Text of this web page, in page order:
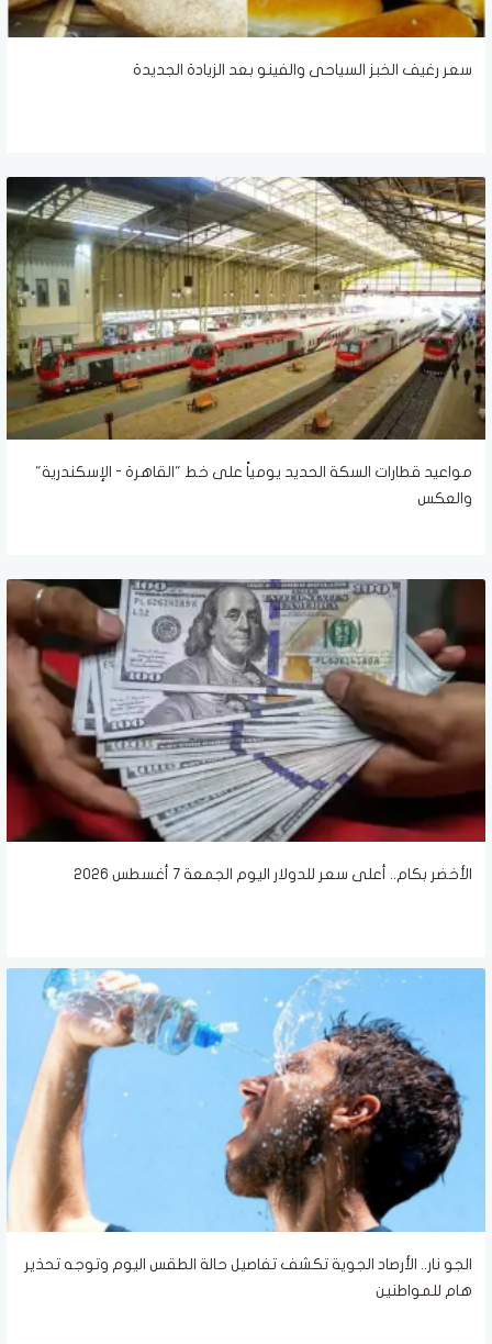
سعر رغيف الخبز السياحى والفينو بعد الزيادة الجديدة
مواعيد قطارات السكة الحديد يومياً على خط "القاهرة - الإسكندرية"
والعكس
الأخضر بكام.. أعلى سعر للدولار اليوم الجمعة 7 أغسطس 2026
الجو نار.. الأرصاد الجوية تكشف تفاصيل حالة الطقس اليوم وتوجه تحذير
هام للمواطنين